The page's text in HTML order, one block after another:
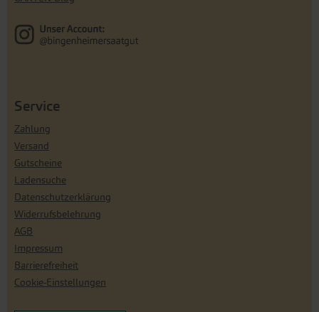
Service
Zahlung
Versand
Gutscheine
Ladensuche
Datenschutzerklärung
Widerrufsbelehrung
AGB
Impressum
Barrierefreiheit
Cookie-Einstellungen